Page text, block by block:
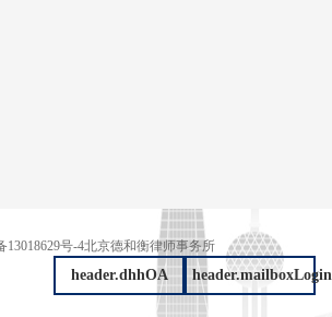
13018629号-4北京德和衡律师事务所
header.dhhOA header.mailboxLogin